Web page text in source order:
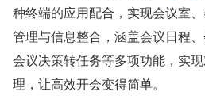
种终端的应用配合，实现会议室
管理与信息整合，涵盖会议日程、
会议决策转任务等多项功能，实
理，让高效开会变得简单。